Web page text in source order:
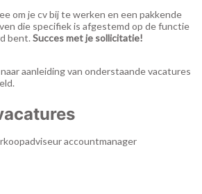
om je cv bij te werken en een pakkende
die specifiek is afgestemd op de functie
bent. Succes met je sollicitatie!
aanleiding van onderstaande vacatures